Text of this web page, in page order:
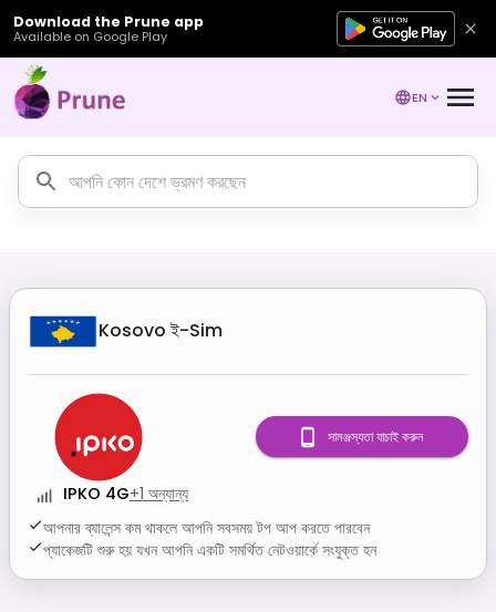
Download the Prune app
Available on Google Play
EN
Kosovo ই-Sim
IPKO 4G+1 অন্যান্য
আপনার ব্যালেন্স কম থাকলে আপনি সবসময় টপ আপ করতে পারবেন
প্যাকেজটি শুরু হয় যখন আপনি একটি সমর্থিত নেটওয়ার্কে সংযুক্ত হন
সামঞ্জস্যতা যাচাই করুন